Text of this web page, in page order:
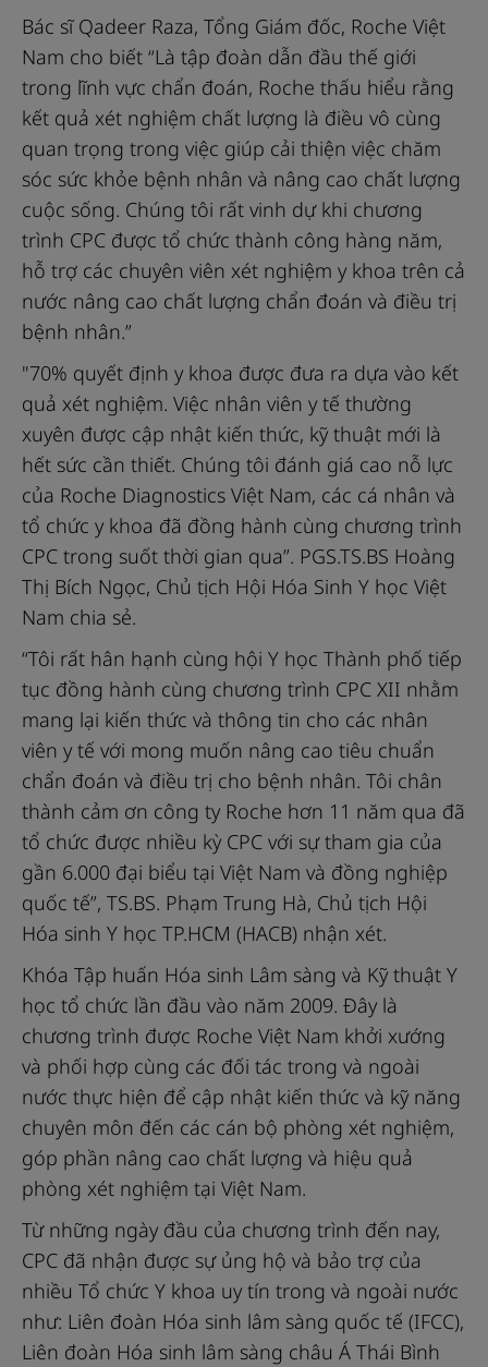
Bác sĩ Qadeer Raza, Tổng Giám đốc, Roche Việt
Nam cho biết “Là tập đoàn dẫn đầu thế giới
trong lĩnh vực chẩn đoán, Roche thấu hiểu rằng
kết quả xét nghiệm chất lượng là điều vô cùng
quan trọng trong việc giúp cải thiện việc chăm
sóc sức khỏe bệnh nhân và nâng cao chất lượng
cuộc sống. Chúng tôi rất vinh dự khi chương
trình CPC được tổ chức thành công hàng năm,
hỗ trợ các chuyên viên xét nghiệm y khoa trên cả
nước nâng cao chất lượng chẩn đoán và điều trị
bệnh nhân.”
"70% quyết định y khoa được đưa ra dựa vào kết
quả xét nghiệm. Việc nhân viên y tế thường
xuyên được cập nhật kiến thức, kỹ thuật mới là
hết sức cần thiết. Chúng tôi đánh giá cao nỗ lực
của Roche Diagnostics Việt Nam, các cá nhân và
tổ chức y khoa đã đồng hành cùng chương trình
CPC trong suốt thời gian qua”. PGS.TS.BS Hoàng
Thị Bích Ngọc, Chủ tịch Hội Hóa Sinh Y học Việt
Nam chia sẻ.
“Tôi rất hân hạnh cùng hội Y học Thành phố tiếp
tục đồng hành cùng chương trình CPC XII nhằm
mang lại kiến thức và thông tin cho các nhân
viên y tế với mong muốn nâng cao tiêu chuẩn
chẩn đoán và điều trị cho bệnh nhân. Tôi chân
thành cảm ơn công ty Roche hơn 11 năm qua đã
tổ chức được nhiều kỳ CPC với sự tham gia của
gần 6.000 đại biểu tại Việt Nam và đồng nghiệp
quốc tế”, TS.BS. Phạm Trung Hà, Chủ tịch Hội
Hóa sinh Y học TP.HCM (HACB) nhận xét.
Khóa Tập huấn Hóa sinh Lâm sàng và Kỹ thuật Y
học tổ chức lần đầu vào năm 2009. Đây là
chương trình được Roche Việt Nam khởi xướng
và phối hợp cùng các đối tác trong và ngoài
nước thực hiện để cập nhật kiến thức và kỹ năng
chuyên môn đến các cán bộ phòng xét nghiệm,
góp phần nâng cao chất lượng và hiệu quả
phòng xét nghiệm tại Việt Nam.
Từ những ngày đầu của chương trình đến nay,
CPC đã nhận được sự ủng hộ và bảo trợ của
nhiều Tổ chức Y khoa uy tín trong và ngoài nước
như: Liên đoàn Hóa sinh lâm sàng quốc tế (IFCC),
Liên đoàn Hóa sinh lâm sàng châu Á Thái Bình